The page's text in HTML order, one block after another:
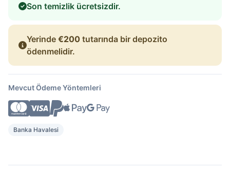
Son temizlik ücretsizdir.
Yerinde €200 tutarında bir depozito
ödenmelidir.
Mevcut Ödeme Yöntemleri
Banka Havalesi